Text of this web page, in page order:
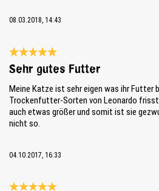
08.03.2018, 14:43
Évaluation avec une note de 5 sur 5 étoiles
Sehr gutes Futter
Meine Katze ist sehr eigen was ihr Futter
Trockenfutter-Sorten von Leonardo frisst
auch etwas größer und somit ist sie
nicht so.
04.10.2017, 16:33